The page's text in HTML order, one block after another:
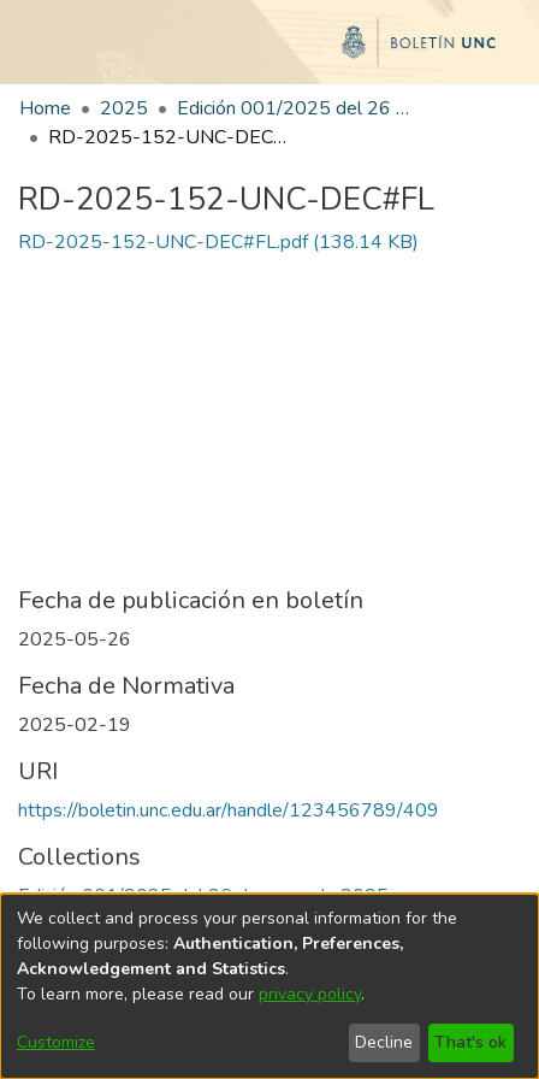
Home 2025
Edición 001/2025 del 26 de mayo de 2025
RD-2025-152-UNC-DEC#FL
RD-2025-152-UNC-DEC#FL
RD-2025-152-UNC-DEC#FL.pdf(138.14 KB)
Fecha de publicación en boletín
2025-05-26
Fecha de Normativa
2025-02-19
URI
https://boletin.unc.edu.ar/handle/123456789/409
Collections
Edición 001/2025 del 26 de mayo de 2025
Universidad Nacional de Córdoba
We collect and process your personal information for the
following purposes: Authentication, Preferences,
Acknowledgement and Statistics.
To learn more, please read our privacy policy.
Customize Decline That's ok